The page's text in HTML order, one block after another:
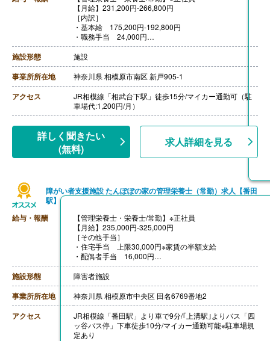
【月給】231,200円-266,800円
［内訳］
・基本給 175,200円-192,800円
・職務手当 24,000円
・資格手当 7,000円-16,000円
・処遇手当 25,000円-34,000円
［その他手当］
・住宅手当
・扶養手当
【賞与】年3回（計4.50ヶ月分）※前年度実績
【通勤手当】あり（上限20,000円/月）
【昇給】あり（1月あたり0円-3,200円）※前年度実績
施設形態 施設
事業所所在地 神奈川県 相模原市南区 新戸905-1
アクセス
JR相模線「相武台下駅」徒歩15分/マイカー通勤可（駐
車場代:1,200円/月）
詳しく聞きたい
(無料)
求人詳細を見る
障がい者支援施設 たんぽぽの家の管理栄養士（常勤）求人【番田
駅】
給与・報酬
【管理栄養士・栄養士/常勤】※正社員
【月給】235,000円-325,000円
［その他手当］
・住宅手当 上限30,000円※家賃の半額支給
・配偶者手当 16,000円
・扶養手当 3,000円-5,000円
・資格手当
【賞与】年2回（計4.80ヶ月分）※前年度実績
【通勤手当】あり※規定あり
【昇給】あり（年1回）
【退職金】あり※勤続1年以上
施設形態 障害者施設
事業所所在地 神奈川県 相模原市中央区 田名6769番地2
アクセス
JR相模線「番田駅」より車で9分/｢上溝駅｣よりバス「四
ッ谷バス停」下車徒歩10分/マイカー通勤可能※駐車場規
定あり